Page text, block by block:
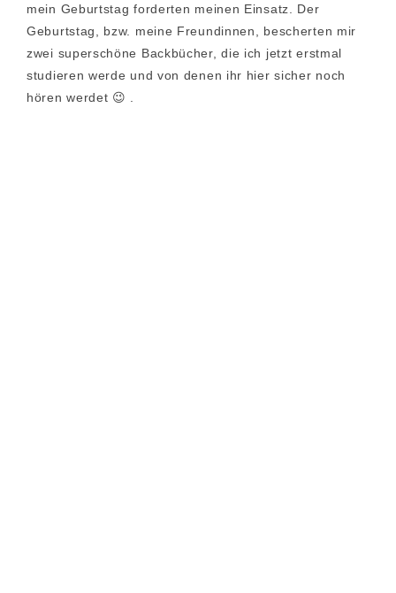
mein Geburtstag forderten meinen Einsatz. Der
Geburtstag, bzw. meine Freundinnen, bescherten mir
zwei superschöne Backbücher, die ich jetzt erstmal
studieren werde und von denen ihr hier sicher noch
hören werdet 😉 .